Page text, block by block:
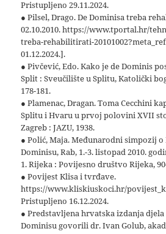
Pristupljeno 29.11.2024.
● Pilsel, Drago. De Dominisa treba
02.10.2010. https://www.tportal.hr/
treba-rehabilitirati-
01.12.2024.].
● Pivčević, Edo. Kako je de Dominis
Split : Sveučilište u Splitu, Katolički
178-181.
● Plamenac, Dragan. Toma Cecchini
Splitu i Hvaru u prvoj polovini XVII
Zagreb : JAZU, 1938.
● Polić, Maja. Međunarodni simpozij
Dominisu, Rab, 1.-3. listopad 2010.
1. Rijeka : Povijesno društvo Rijeka,
● Povijest Klisa i tvrđave.
https://www.kliskiuskoci.hr/
Pristupljeno 16.12.2024.
● Predstavljena hrvatska izdanja djela
Dominisu govorili dr. Ivan Golub,